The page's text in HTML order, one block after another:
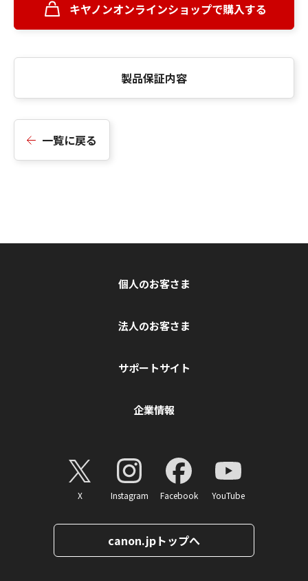
キヤノンオンラインショップで購入する
製品保証内容
一覧に戻る
個人のお客さま
法人のお客さま
サポートサイト
企業情報
X Instagram Facebook YouTube
canon.jpトップへ